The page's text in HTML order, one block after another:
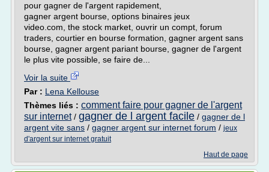
pour gagner de l'argent rapidement,
gagner argent bourse, options binaires jeux
video.com, the stock market, ouvrir un compt, forum
traders, courtier en bourse formation, gagner argent sans
bourse, gagner argent pariant bourse, gagner de l'argent
le plus vite possible, se faire de...
Voir la suite
Par : Lena Kellouse
Thèmes liés : comment faire pour gagner de l'argent
sur internet/ gagner de l argent facile / gagner de l
argent vite sans / gagner argent sur internet forum / jeux
d'argent sur internet gratuit
Haut de page